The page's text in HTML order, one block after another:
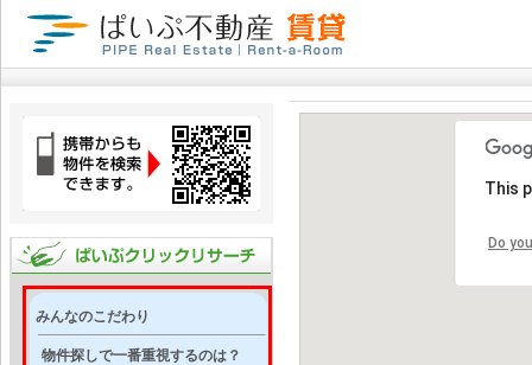
みんなのこだわり
物件探しで一番重視するのは？
This
Do